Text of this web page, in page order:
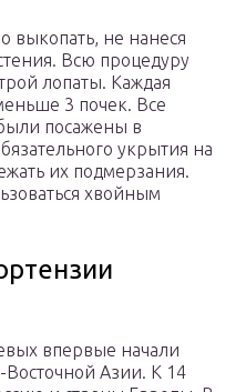
выкопать, не нанеся
Всю процедуру
лопаты. Каждая
3 почек. Все
посажены в
укрытия на
их подмерзания.
хвойным
впервые начали
Азии. К 14